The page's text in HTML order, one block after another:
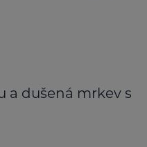
a dušená mrkev s